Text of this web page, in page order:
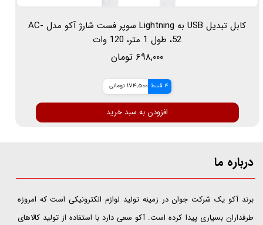
کابل تبدیل USB به Lightning سوپر فست شارژ آکو مدل AC-
52، طول 1 متر، 120 وات
۶۹۸,۰۰۰ تومان
4 قسط 174,500 تومانی
افزودن به سبد خرید
درباره ما
​​​​​​​برند آکو یک شرکت جوان در زمینه تولید لوازم الکترونیکی است که امروزه
طرفداران بسیاری پیدا کرده است. آکو سعی دارد با استفاده از تولید کالاهای